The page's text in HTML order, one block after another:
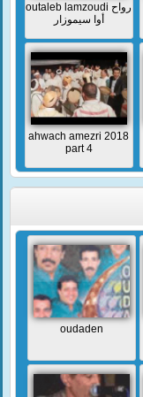
outaleb lamzoudi رواح
أوا سيموزار
ahwach amezri 2018
part 4
oudaden